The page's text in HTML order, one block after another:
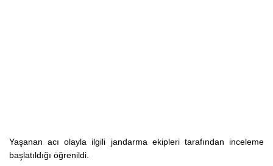
Yaşanan acı olayla ilgili jandarma ekipleri tarafından inceleme
başlatıldığı öğrenildi.